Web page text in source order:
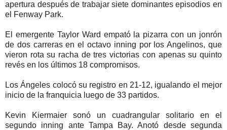
apertura después de trabajar siete dominantes episodios en
el Fenway Park.
El emergente Taylor Ward empató la pizarra con un jonrón
de dos carreras en el octavo inning por los Angelinos, que
vieron rota su racha de tres victorias con apenas su quinto
revés en los últimos 18 compromisos.
Los Ángeles colocó su registro en 21-12, igualando el mejor
inicio de la franquicia luego de 33 partidos.
Kevin Kiermaier sonó un cuadrangular solitario en el
segundo inning ante Tampa Bay. Anotó desde segunda